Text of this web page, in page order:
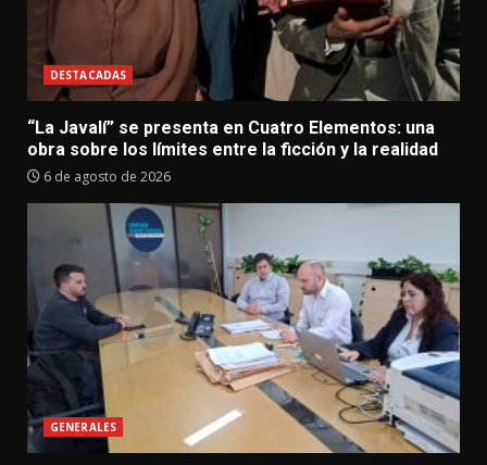
DESTACADAS
“La Javalí” se presenta en Cuatro Elementos: una
obra sobre los límites entre la ficción y la realidad
6 de agosto de 2026
GENERALES